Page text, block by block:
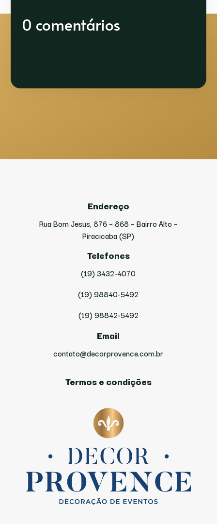
0 comentários
Endereço
Rua Bom Jesus, 876 – 868 – Bairro Alto –
Piracicaba (SP)
Telefones
(19) 3432-4070
(19) 98840-5492
(19) 98842-5492
Email
contato@decorprovence.com.br
Termos e condições